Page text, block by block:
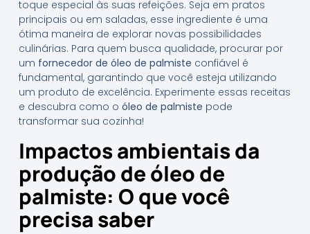
toque especial às suas refeições. Seja em pratos
principais ou em saladas, esse ingrediente é uma
ótima maneira de explorar novas possibilidades
culinárias. Para quem busca qualidade, procurar por
um fornecedor de óleo de palmiste confiável é
fundamental, garantindo que você esteja utilizando
um produto de excelência. Experimente essas receitas
e descubra como o óleo de palmiste pode
transformar sua cozinha!
Impactos ambientais da
produção de óleo de
palmiste: O que você
precisa saber